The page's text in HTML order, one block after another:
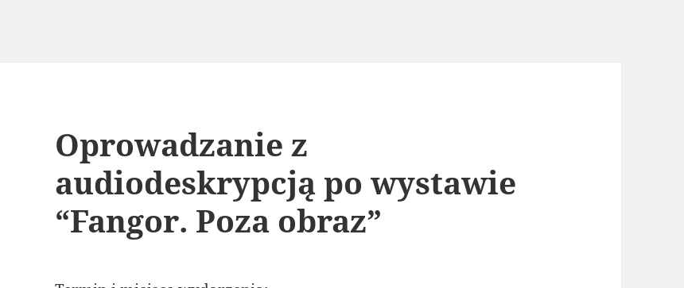
Oprowadzanie z
audiodeskrypcją po wystawie
“Fangor. Poza obraz”